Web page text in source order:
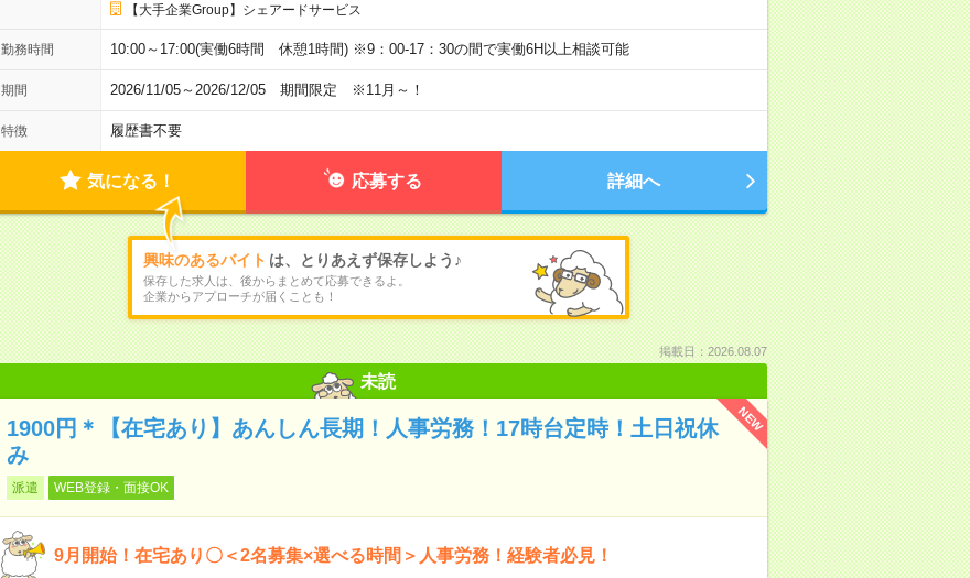
【大手企業Group】シェアードサービス
勤務時間 10:00～17:00(実働6時間 休憩1時間) ※9：00-17：30の間で実働6H以上相談可能
期間 2026/11/05～2026/12/05 期間限定 ※11月～！
特徴 履歴書不要
気になる！ 応募する 詳細へ
興味のあるバイト は、とりあえず保存しよう♪
保存した求人は、後からまとめて応募できるよ。
企業からアプローチが届くことも！
掲載日：2026.08.07
未読
NEW
1900円＊【在宅あり】あんしん長期！人事労務！17時台定時！土日祝休
み
派遣 WEB登録・面接OK
9月開始！在宅あり〇＜2名募集×選べる時間＞人事労務！経験者必見！